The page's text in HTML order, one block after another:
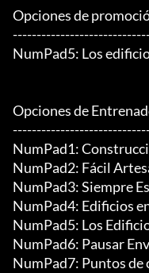
Opciones de
NumPad5: Los
Opciones de
NumPad1:
NumPad2: Fácil
NumPad3: Siempre
NumPad4: Edificios
NumPad5: Los
NumPad6: Pausar
NumPad7: Puntos